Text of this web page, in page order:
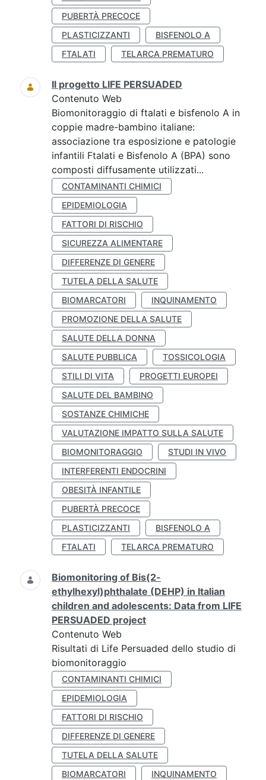
PUBERTÀ PRECOCE
PLASTICIZZANTI
BISFENOLO A
FTALATI
TELARCA PREMATURO
Il progetto LIFE PERSUADED
Contenuto Web
Biomonitoraggio di ftalati e bisfenolo A in
coppie madre-bambino italiane:
associazione tra esposizione e patologie
infantili Ftalati e Bisfenolo A (BPA) sono
composti diffusamente utilizzati...
CONTAMINANTI CHIMICI
EPIDEMIOLOGIA
FATTORI DI RISCHIO
SICUREZZA ALIMENTARE
DIFFERENZE DI GENERE
TUTELA DELLA SALUTE
BIOMARCATORI
INQUINAMENTO
PROMOZIONE DELLA SALUTE
SALUTE DELLA DONNA
SALUTE PUBBLICA
TOSSICOLOGIA
STILI DI VITA
PROGETTI EUROPEI
SALUTE DEL BAMBINO
SOSTANZE CHIMICHE
VALUTAZIONE IMPATTO SULLA SALUTE
BIOMONITORAGGIO
STUDI IN VIVO
INTERFERENTI ENDOCRINI
OBESITÀ INFANTILE
PUBERTÀ PRECOCE
PLASTICIZZANTI
BISFENOLO A
FTALATI
TELARCA PREMATURO
Biomonitoring of Bis(2-
ethylhexyl)phthalate (DEHP) in Italian
children and adolescents: Data from LIFE
PERSUADED project
Contenuto Web
Risultati di Life Persuaded dello studio di
biomonitoraggio
CONTAMINANTI CHIMICI
EPIDEMIOLOGIA
FATTORI DI RISCHIO
DIFFERENZE DI GENERE
TUTELA DELLA SALUTE
BIOMARCATORI
INQUINAMENTO